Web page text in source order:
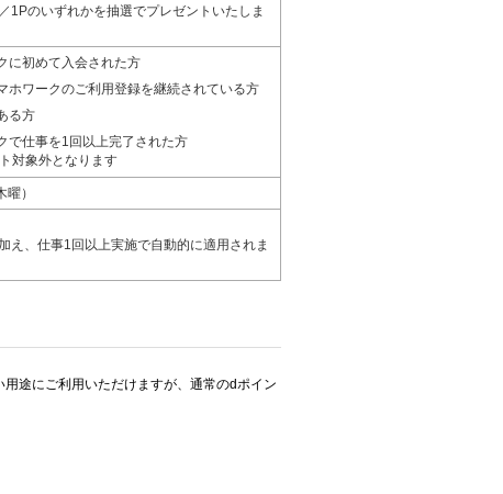
のいずれかを抽選でプレゼントいたしま
に初めて入会された方
ワークのご利用登録を継続されている方
る方
仕事を1回以上完了された方
対象外となります
）
え、仕事1回以上実施で自動的に適用されま
途にご利用いただけますが、通常のdポイン